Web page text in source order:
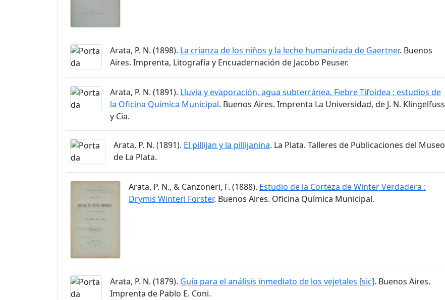
Arata, P. N. (1898). La crianza de los niños y la leche humanizada de Gaertner. Buenos
Aires. Imprenta, Litografía y Encuadernación de Jacobo Peuser.
Arata, P. N. (1891). Lluvia y evaporación, agua subterránea, Fiebre Tifoídea : estudios de
la Oficina Química Municipal. Buenos Aires. Imprenta La Universidad, de J. N. Klingelfuss
y Cia.
Arata, P. N. (1891). El pillijan y la pillijanina. La Plata. Talleres de Publicaciones del Museo
de La Plata.
Arata, P. N., & Canzoneri, F. (1888). Estudio de la Corteza de Winter Verdadera :
Drymis Winteri Forster. Buenos Aires. Oficina Química Municipal.
Arata, P. N. (1879). Guía para el análisis inmediato de los vejetales [sic]. Buenos Aires.
Imprenta de Pablo E. Coni.